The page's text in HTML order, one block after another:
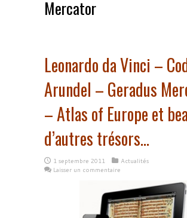
Mercator
Leonardo da Vinci –
Arundel – Geradus
– Atlas of Europe et
d’autres trésors…
1 septembre 2011
Actualités
Laisser un commentaire